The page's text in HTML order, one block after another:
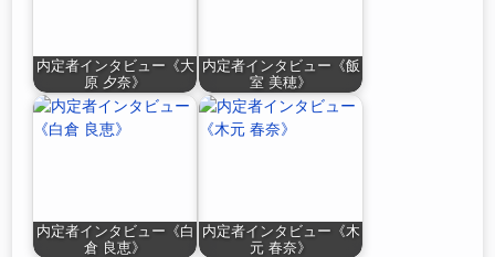
内定者インタビュー《大
原 夕奈》
内定者インタビュー《飯
室 美穂》
内定者インタビュー《白
倉 良恵》
内定者インタビュー《木
元 春奈》